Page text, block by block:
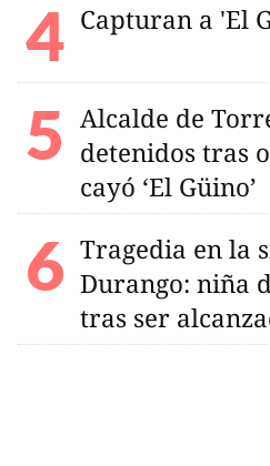
Capturan a 'El
Alcalde de
detenidos tras
cayó ‘El Güino’
Tragedia en la
Durango: niña
tras ser